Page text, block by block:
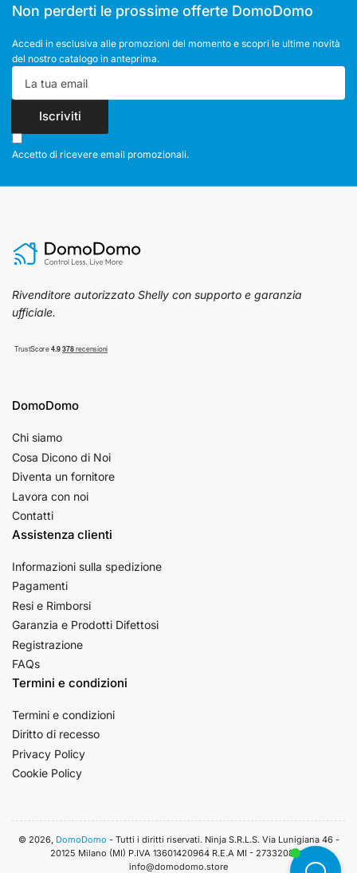
Non perderti le prossime offerte DomoDomo
Accedi in esclusiva alle promozioni del momento e scopri le ultime novità
del nostro catalogo in anteprima.
La
tua
email
Iscriviti
Accetto di ricevere email promozionali.
Rivenditore autorizzato Shelly con supporto e garanzia
ufficiale.
DomoDomo
Chi siamo
Cosa Dicono di Noi
Diventa un fornitore
Lavora con noi
Contatti
Assistenza clienti
Informazioni sulla spedizione
Pagamenti
Resi e Rimborsi
Garanzia e Prodotti Difettosi
Registrazione
FAQs
Termini e condizioni
Termini e condizioni
Diritto di recesso
Privacy Policy
Cookie Policy
© 2026, DomoDomo - Tutti i diritti riservati. Ninja S.R.L.S. Via Lunigiana 46 -
20125 Milano (MI) P.IVA 13601420964 R.E.A MI - 2733208. 📧
info@domodomo.store